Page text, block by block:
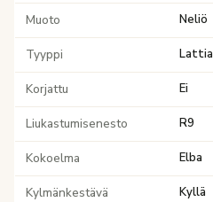
Muoto Neliö
Tyyppi
Korjattu Ei
Liukastumisenesto R9
Kokoelma Elba
Kylmänkestävä Kyllä